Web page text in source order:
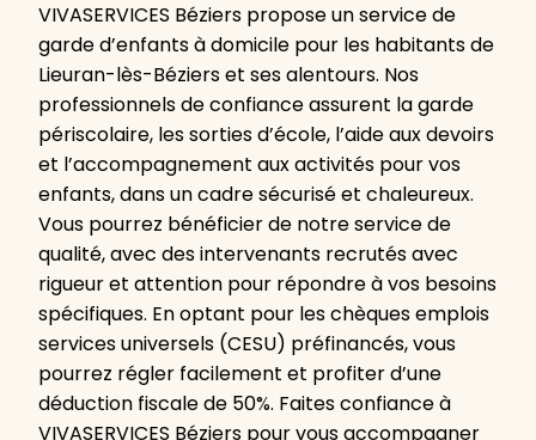
VIVASERVICES Béziers propose un service de
garde d’enfants à domicile pour les habitants de
Lieuran-lès-Béziers et ses alentours. Nos
professionnels de confiance assurent la garde
périscolaire, les sorties d’école, l’aide aux devoirs
et l’accompagnement aux activités pour vos
enfants, dans un cadre sécurisé et chaleureux.
Vous pourrez bénéficier de notre service de
qualité, avec des intervenants recrutés avec
rigueur et attention pour répondre à vos besoins
spécifiques. En optant pour les chèques emplois
services universels (CESU) préfinancés, vous
pourrez régler facilement et profiter d’une
déduction fiscale de 50%. Faites confiance à
VIVASERVICES Béziers pour vous accompagner